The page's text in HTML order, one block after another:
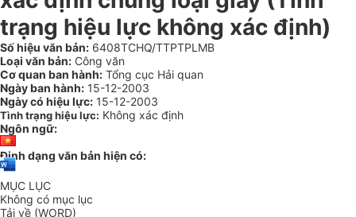
trạng hiệu lực không xác định)
Số hiệu văn bản: 6408TCHQ/TTPTPLMB
Loại văn bản: Công văn
Cơ quan ban hành: Tổng cục Hải quan
Ngày ban hành: 15-12-2003
Ngày có hiệu lực: 15-12-2003
Tình trạng hiệu lực: Không xác định
Ngôn ngữ:
Định dạng văn bản hiện có:
MỤC LỤC
Không có mục lục
Tải về (WORD)